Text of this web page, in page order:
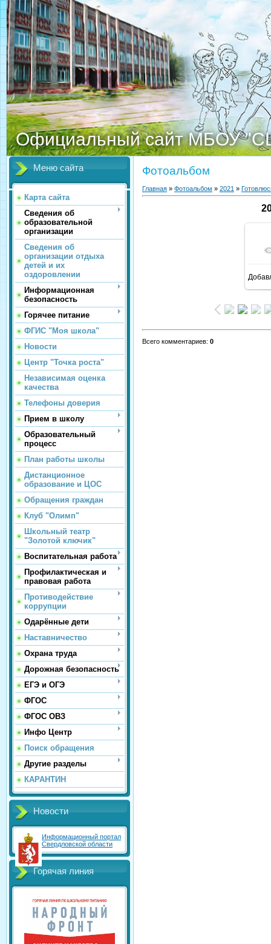
Официальный сайт МБОУ
Меню сайта
Карта сайта
Сведения об
образовательной
организации
Сведения об
организации отдыха
детей и их
оздоровлении
Информационная
безопасность
Горячее питание
ФГИС "Моя школа"
Новости
Центр "Точка роста"
Независимая оценка
качества
Телефоны доверия
Прием в школу
Образовательный
процесс
План работы школы
Дистанционное
образование и ЦОС
Обращения граждан
Клуб "Олимп"
Школьный театр
"Золотой ключик"
Воспитательная работа
Профилактическая и
правовая работа
Противодействие
коррупции
Одарённые дети
Наставничество
Охрана труда
Дорожная безопасность
ЕГЭ и ОГЭ
ФГОС
ФГОС ОВЗ
Инфо Центр
Поиск обращения
Другие разделы
КАРАНТИН
Новости
Информационный портал
Свердловской области
Горячая линия
Фотоальбом
Главная » Фотоальбом » 2021 »
Всего комментариев: 0